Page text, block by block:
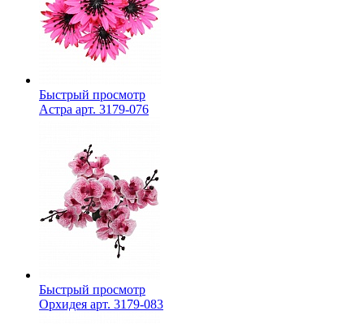
Быстрый просмотр
Астра арт. 3179-076
Быстрый просмотр
Орхидея арт. 3179-083